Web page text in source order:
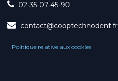
02-35-07-45-90
contact@cooptechnodent.fr
Politique relative aux cookies